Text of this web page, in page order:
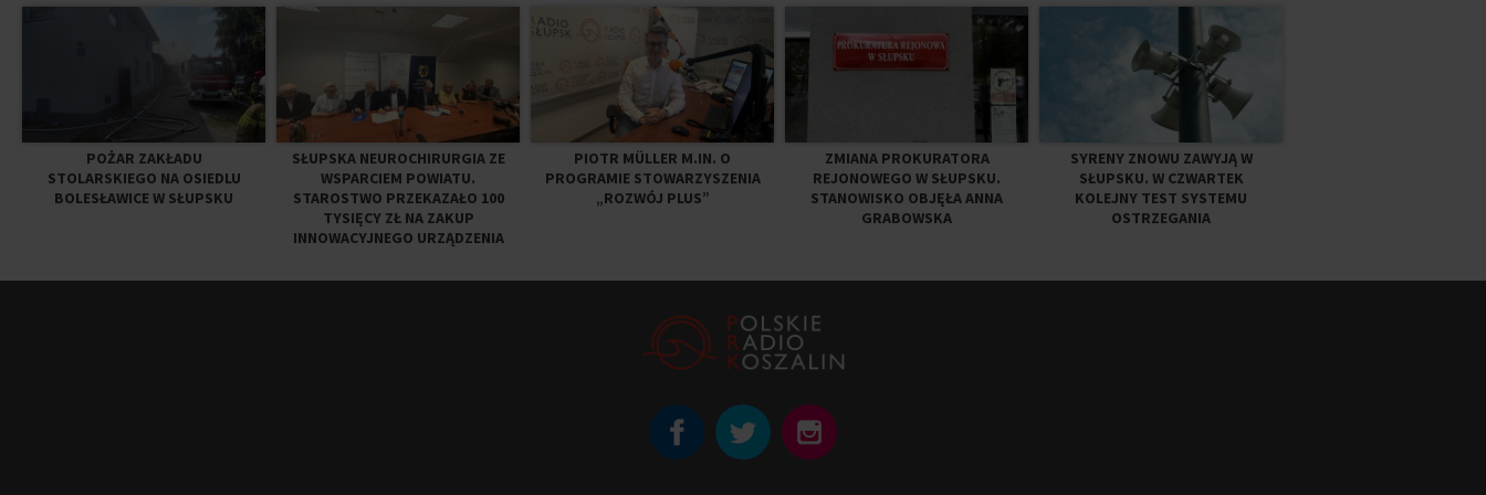
POŻAR ZAKŁADU
STOLARSKIEGO NA OSIEDLU
BOLESŁAWICE W SŁUPSKU
SŁUPSKA NEUROCHIRURGIA ZE
WSPARCIEM POWIATU.
STAROSTWO PRZEKAZAŁO 100
TYSIĘCY ZŁ NA ZAKUP
INNOWACYJNEGO URZĄDZENIA
PIOTR MÜLLER M.IN. O
PROGRAMIE STOWARZYSZENIA
„ROZWÓJ PLUS”
ZMIANA PROKURATORA
REJONOWEGO W SŁUPSKU.
STANOWISKO OBJĘŁA ANNA
GRABOWSKA
SYRENY ZNOWU ZAWYJĄ W
SŁUPSKU. W CZWARTEK
KOLEJNY TEST SYSTEMU
OSTRZEGANIA